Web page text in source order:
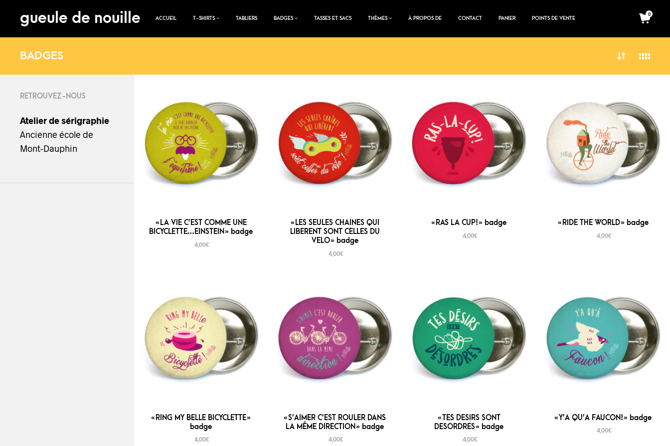
gueule de nouille ACCUEIL T-SHIRTS TABLIERS BADGES TASSES ET SACS THÈMES À PROPOS DE CONTACT PANIER POINTS DE VENTE
0
BADGES
« LA VIE C’EST COMME UNE
BICYCLETTE…EINSTEIN » badge
4,00€
« LES SEULES CHAINES QUI
LIBERENT SONT CELLES DU
VELO » badge
4,00€
« RAS LA CUP! » badge
4,00€
« RIDE THE WORLD » badge
4,00€
« RING MY BELLE BICYCLETTE »
badge
4,00€
« S’AIMER C’EST ROULER DANS
LA MÊME DIRECTION » badge
4,00€
« TES DESIRS SONT
DESORDRES » badge
4,00€
« Y’A QU’A FAUCON! » badge
4,00€
RETROUVEZ-NOUS
Atelier de sérigraphie
Ancienne école de
Mont-Dauphin